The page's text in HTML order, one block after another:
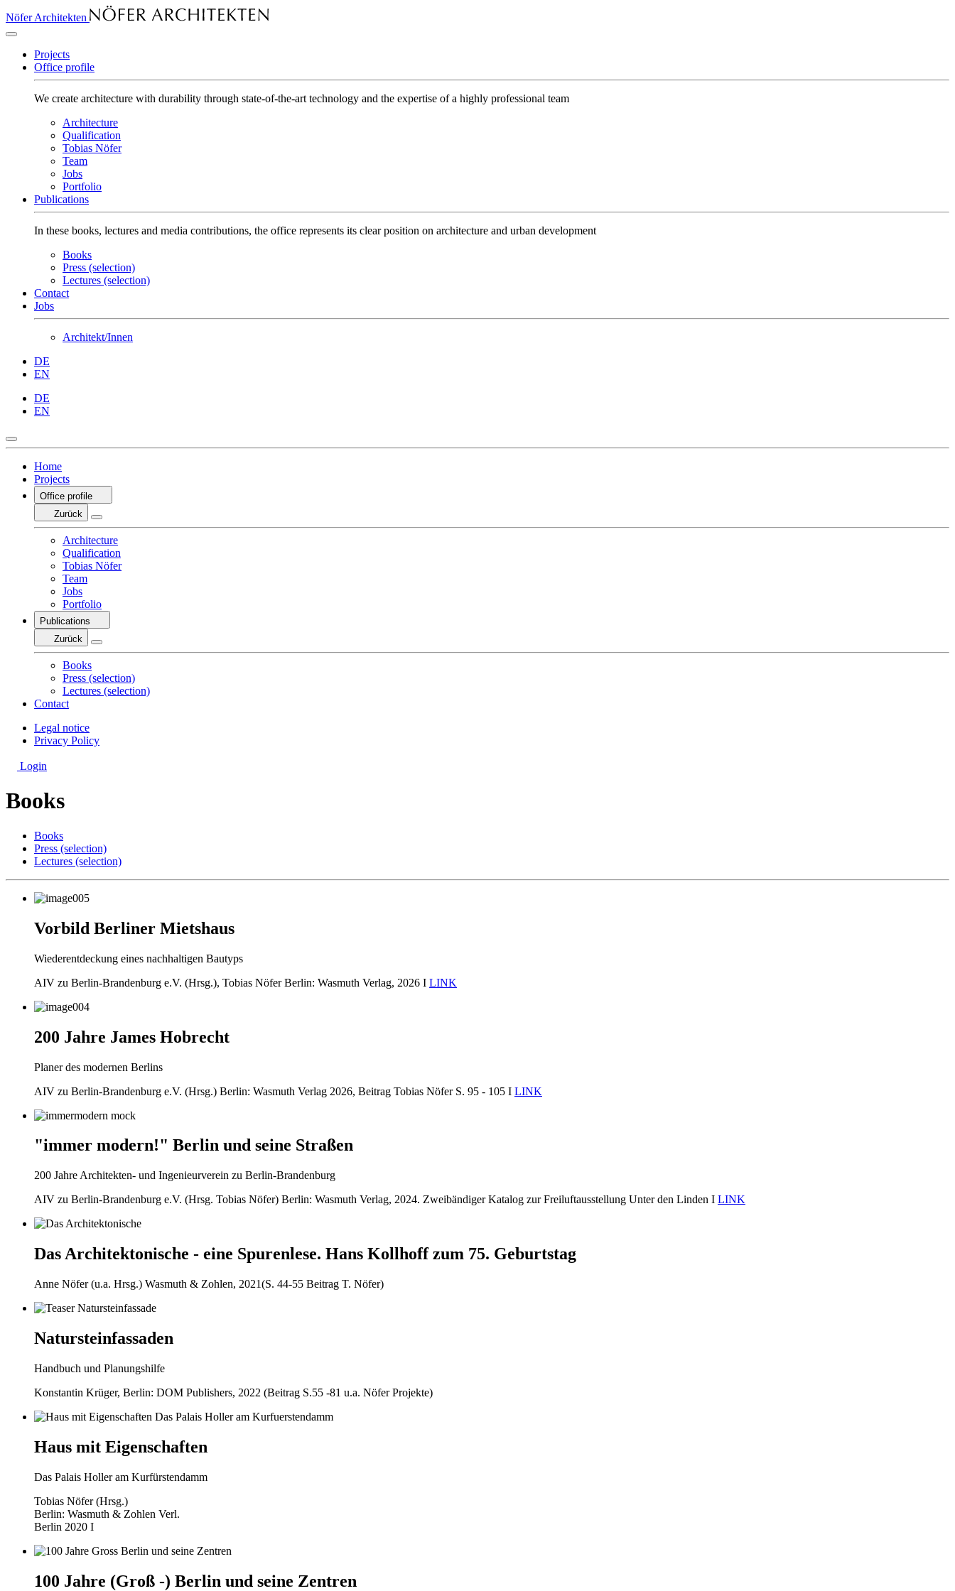
Nöfer Architekten
Projects
Office profile
We create architecture with durability through state-of-the-art technology and the expertise of a highly professional team
Architecture
Qualification
Tobias Nöfer
Team
Jobs
Portfolio
Publications
In these books, lectures and media contributions, the office represents its clear position on architecture and urban development
Books
Press (selection)
Lectures (selection)
Contact
Jobs
Architekt/Innen
DE
EN
DE
EN
Home
Projects
Office profile
Zurück
Architecture
Qualification
Tobias Nöfer
Team
Jobs
Portfolio
Publications
Zurück
Books
Press (selection)
Lectures (selection)
Contact
Legal notice
Privacy Policy
Login
Books
Books
Press (selection)
Lectures (selection)
Vorbild Berliner Mietshaus
Wiederentdeckung eines nachhaltigen Bautyps
AIV zu Berlin-Brandenburg e.V. (Hrsg.), Tobias Nöfer Berlin: Wasmuth Verlag, 2026 I LINK
200 Jahre James Hobrecht
Planer des modernen Berlins
AIV zu Berlin-Brandenburg e.V. (Hrsg.) Berlin: Wasmuth Verlag 2026, Beitrag Tobias Nöfer S. 95 - 105 I LINK
"immer modern!" Berlin und seine Straßen
200 Jahre Architekten- und Ingenieurverein zu Berlin-Brandenburg
AIV zu Berlin-Brandenburg e.V. (Hrsg. Tobias Nöfer) Berlin: Wasmuth Verlag, 2024. Zweibändiger Katalog zur Freiluftausstellung Unter den Linden I LINK
Das Architektonische - eine Spurenlese. Hans Kollhoff zum 75. Geburtstag
Anne Nöfer (u.a. Hrsg.) Wasmuth & Zohlen, 2021(S. 44-55 Beitrag T. Nöfer)
Natursteinfassaden
Handbuch und Planungshilfe
Konstantin Krüger, Berlin: DOM Publishers, 2022 (Beitrag S.55 -81 u.a. Nöfer Projekte)
Haus mit Eigenschaften
Das Palais Holler am Kurfürstendamm
Tobias Nöfer (Hrsg.)
Berlin: Was­muth & Zoh­len Verl.
Berlin 2020 I
100 Jahre (Groß -) Berlin und seine Zentren